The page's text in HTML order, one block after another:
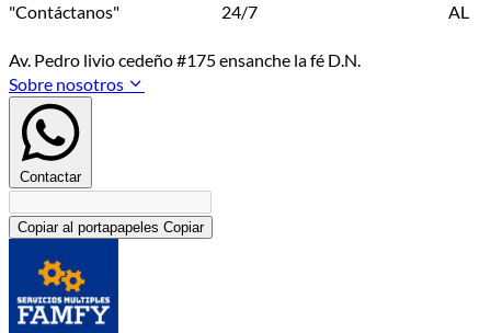
"Contáctanos" 24/7 AL
Av. Pedro livio cedeño #175 ensanche la fé D.N.
Sobre nosotros
Contactar
Copiar al portapapeles Copiar